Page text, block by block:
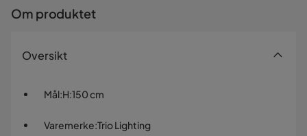
Om produktet
Oversikt
Mål:H:150 cm
Varemerke:Trio Lighting